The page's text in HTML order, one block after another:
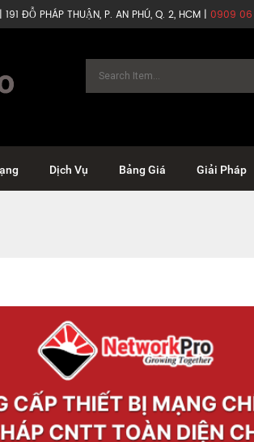
ĐỖ PHÁP THUẬN, P. AN PHÚ, Q. 2, HCM | 0909
Dịch Vụ Bảng Giá Giải Pháp